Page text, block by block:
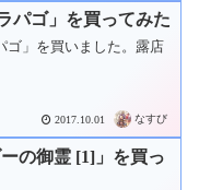
で
ット」から火力アップす
パゴ」を買ってみた
ゴ」を買いました。露店
2017.10.01 なすび
ーの御霊 [1]」を買っ